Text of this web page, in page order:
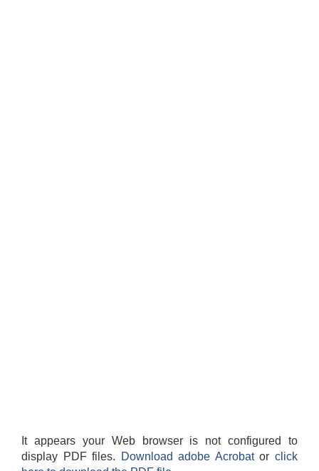
It appears your Web browser is not configured to
display PDF files.
Download adobe Acrobatorclick